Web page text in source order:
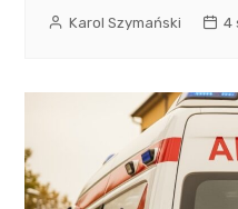
Karol Szymański 4